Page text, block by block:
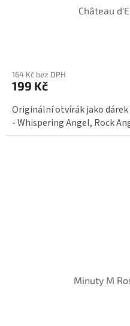
Château
164 Kč bez DPH
199 Kč
Originální otvírák jako
- Whispering Angel, Rock
Minuty M